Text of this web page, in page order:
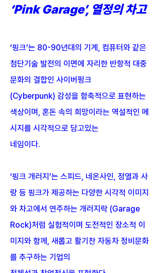
‘Pink Garage’, 열정의 차고
‘핑크’는 80-90년대의 기계, 컴퓨터와 같은
첨단기술 발전의 이면에 자리한 반항적 대중
문화의 결합인 사이버펑크
(Cyberpunk) 감성을 함축적으로 표현하는
색상이며, 혼돈 속의 희망이라는 역설적인 메
시지를 시각적으로 담고있는
네임이다.
‘핑크 개러지’는 스피드, 네온사인, 정열과 사
랑 등 핑크가 제공하는 다양한 시각적 이미지
와 차고에서 연주하는 개러지락 (Garage
Rock)처럼 실험적이며 도전적인 장소적 이
미지와 함께, 새롭고 활기찬 자동차 정비문화
를 추구하는 기업의